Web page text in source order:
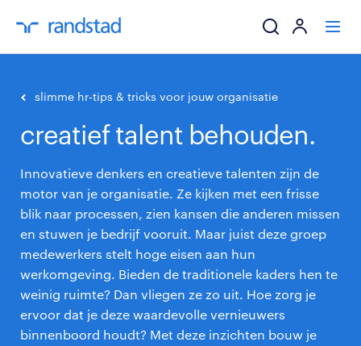
ik zoek een
werkgevers
mijn carrière
over randstad
slimme hr-tips & tricks voor jouw organisatie
creatief talent behouden.
Innovatieve denkers en creatieve talenten zijn de
motor van je organisatie. Ze kijken met een frisse
blik naar processen, zien kansen die anderen missen
en stuwen je bedrijf vooruit. Maar juist deze groep
medewerkers stelt hoge eisen aan hun
werkomgeving. Bieden de traditionele kaders hen te
weinig ruimte? Dan vliegen ze zo uit. Hoe zorg je
ervoor dat je deze waardevolle vernieuwers
binnenboord houdt? Met deze inzichten bouw je